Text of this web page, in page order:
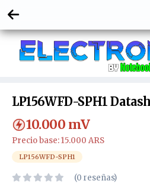
LP156WFD-SPH1
10.000 mV
Precio base: 15.000 ARS
LP156WFD-SPH1
(0 reseñas)